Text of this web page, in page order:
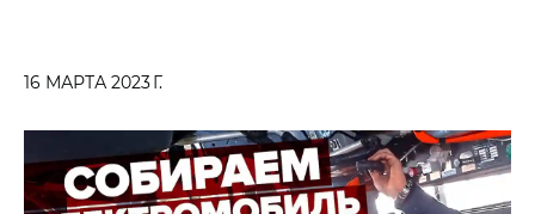
16 МАРТА 2023 Г.